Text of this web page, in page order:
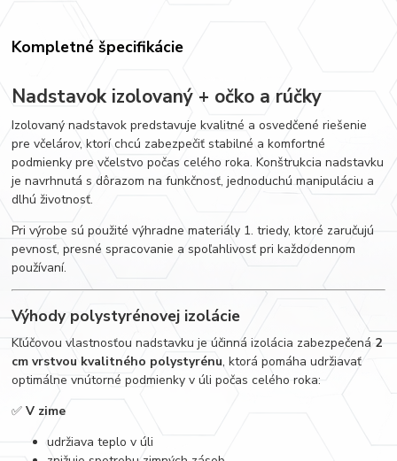
Kompletné špecifikácie
Nadstavok izolovaný + očko a rúčky
Izolovaný nadstavok predstavuje kvalitné a osvedčené riešenie
pre včelárov, ktorí chcú zabezpečiť stabilné a komfortné
podmienky pre včelstvo počas celého roka. Konštrukcia nadstavku
je navrhnutá s dôrazom na funkčnosť, jednoduchú manipuláciu a
dlhú životnosť.
Pri výrobe sú použité výhradne materiály 1. triedy, ktoré zaručujú
pevnosť, presné spracovanie a spoľahlivosť pri každodennom
používaní.
Výhody polystyrénovej izolácie
Kľúčovou vlastnosťou nadstavku je účinná izolácia zabezpečená 2
cm vrstvou kvalitného polystyrénu, ktorá pomáha udržiavať
optimálne vnútorné podmienky v úli počas celého roka:
✅V zime
udržiava teplo v úli